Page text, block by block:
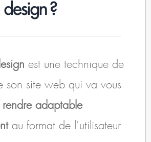
?
est une technique de
son site web qui va vous
rendre adaptable
au format de l’utilisateur.